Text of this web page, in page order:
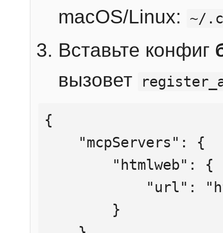
macOS/Linux: ~/
Вставьте конфиг
вызовет
{